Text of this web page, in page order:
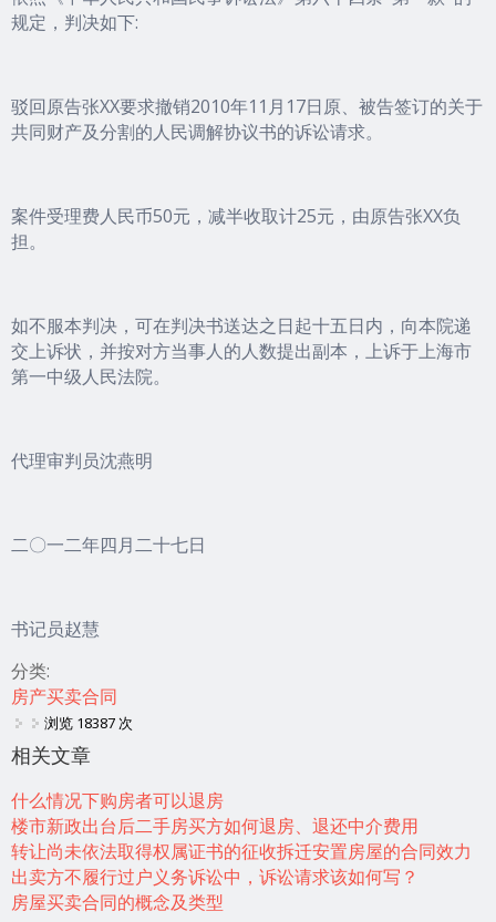
规定，判决如下:
驳回原告张XX要求撤销2010年11月17日原、被告签订的关于
共同财产及分割的人民调解协议书的诉讼请求。
案件受理费人民币50元，减半收取计25元，由原告张XX负
担。
如不服本判决，可在判决书送达之日起十五日内，向本院递
交上诉状，并按对方当事人的人数提出副本，上诉于上海市
第一中级人民法院。
代理审判员沈燕明
二〇一二年四月二十七日
书记员赵慧
分类:
房产买卖合同
浏览 18387 次
相关文章
什么情况下购房者可以退房
楼市新政出台后二手房买方如何退房、退还中介费用
转让尚未依法取得权属证书的征收拆迁安置房屋的合同效力
出卖方不履行过户义务诉讼中，诉讼请求该如何写？
房屋买卖合同的概念及类型